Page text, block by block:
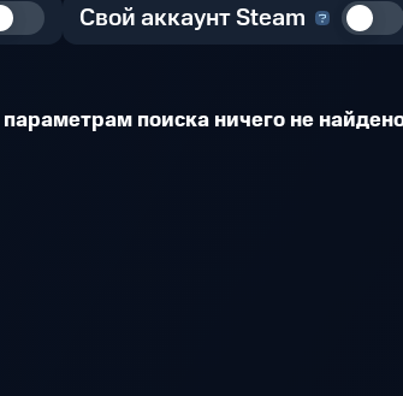
Свой аккаунт Steam
поиска ничего не